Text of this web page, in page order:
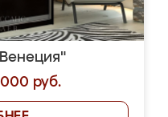
руб.